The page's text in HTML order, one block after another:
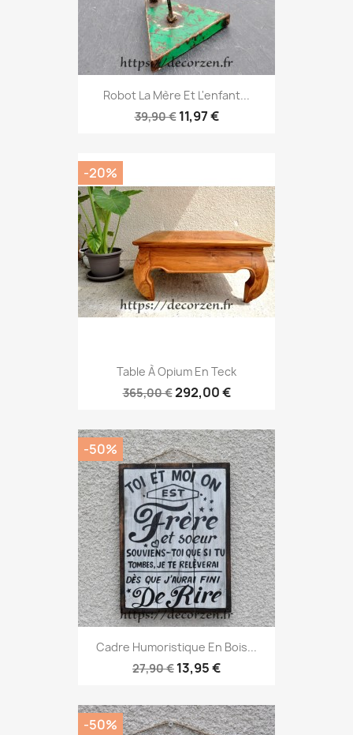
Robot La Mère Et L'enfant...
39,90 € 11,97 €
Table À Opium En Teck
365,00 €292,00 €
-20%
Cadre Humoristique En Bois...
27,90 € 13,95 €
-50%
-50%